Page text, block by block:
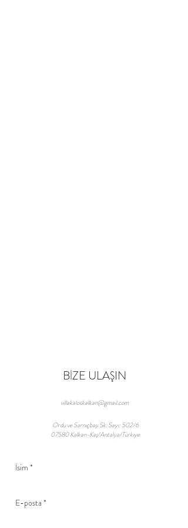
BİZE ULAŞIN
villakaloskalkan@gmail.com
Ordu ve Sarnıçbaşı Sk. Sayı: 502/6
07580 Kalkan-Kaş/Antalya/Türkiye